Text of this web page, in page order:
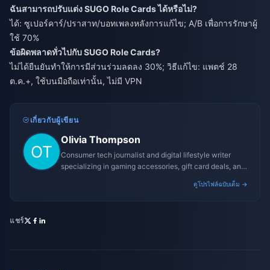
ฉันสามารถปรับแต่ง SUGO Role Cards ได้หรือไม่?
ได้: ซูเปอร์คาร์/ปราสาท/บอทเพลงหลังการแก้ไข; A/B เพื่อการรักษาผู้
ใช้ 70%
ข้อผิดพลาดทั่วไปกับ SUGO Role Cards?
ไม่ได้ยืนยันทำให้การมีส่วนร่วมลดลง 30%; วิธีแก้ไข: แพตช์ 28
ต.ค.+, ใช้บนมือถือเท่านั้น, ไม่มี VPN
เกี่ยวกับผู้เขียน
Olivia Thompson
Consumer tech journalist and digital lifestyle writer
specializing in gaming accessories, gift card deals, and
ดูโปรไฟล์ฉบับเต็ม →
แชร์